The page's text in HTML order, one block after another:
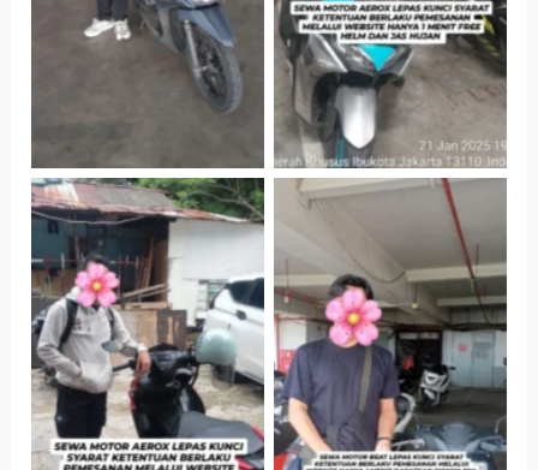
Cabang Jakarta
Barat
Cityplaza
Jatinegara Gedung
Parkir P6A